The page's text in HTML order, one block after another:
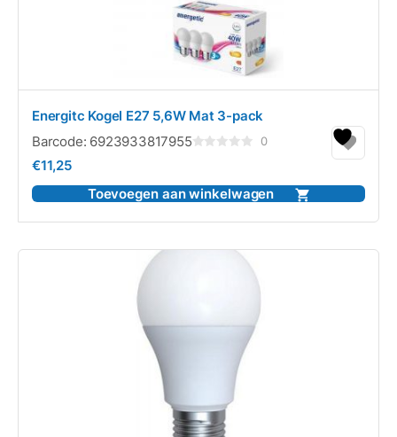
Energitc Kogel E27 5,6W Mat 3-pack
Barcode: 6923933817955
5
0
€11,25
Toevoegen aan winkelwagen